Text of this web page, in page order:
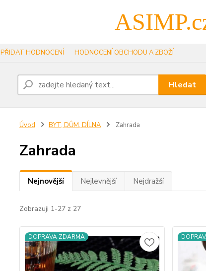
PŘIDAT HODNOCENÍ HODNOCENÍ OBCHODU A ZBOŽÍ
Hledat
Úvod BYT, DŮM, DÍLNA Zahrada
Zahrada
Nejnovější Nejlevnější Nejdražší
Zobrazuji 1-27 z 27
DOPRAVA ZDARMA